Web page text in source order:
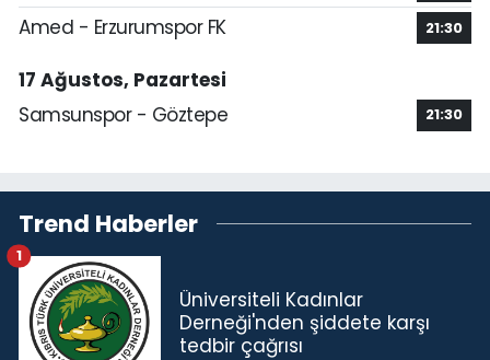
Amed - Erzurumspor FK 21:30
17 Ağustos, Pazartesi
Samsunspor - Göztepe
21:30
Trend Haberler
Üniversiteli Kadınlar
Derneği'nden şiddete karşı
tedbir çağrısı
1